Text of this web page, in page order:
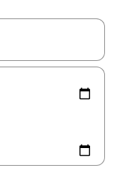
podrás navegar